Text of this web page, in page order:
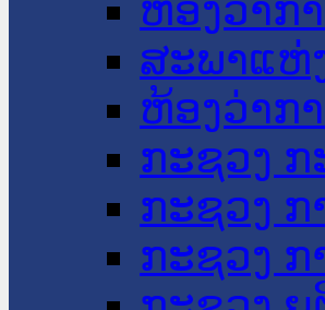
ຫ້ອງວ່າກ
ສະພາແຫ່
ຫ້ອງວ່າກ
ກະຊວງ
ກະຊວງ ກ
ກະຊວງ ກ